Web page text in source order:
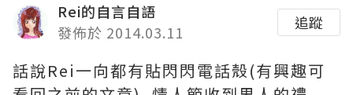
Rei的自言自語
發佈於 2014.03.11
追蹤
話說Rei一向都有貼閃閃電話殼(有興趣可